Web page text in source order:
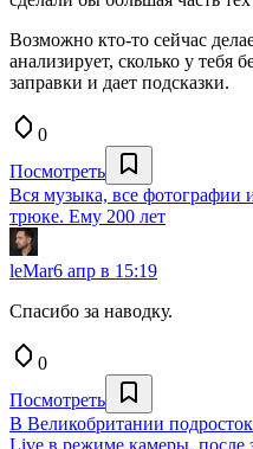
Возможно кто-то сейчас
анализирует, сколько у тебя
заправки и дает подсказки.
0
Посмотреть
Вся музыка, все фотографии
трюке. Ему 200 лет
leMar6 апр в 15:19
Спасибо за наводку.
0
Посмотреть
В Великобритании
Live в режиме камеры, после